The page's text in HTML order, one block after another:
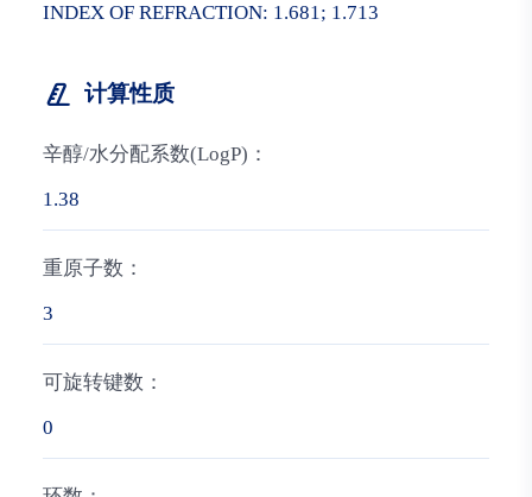
INDEX OF REFRACTION: 1.681; 1.713
计算性质
辛醇/水分配系数(LogP)：
1.38
重原子数：
3
可旋转键数：
0